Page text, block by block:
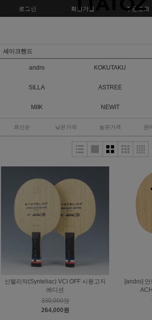
로그인 회원가입 주문조회
세이크핸드
andro KOKUTAKU
SILLA ASTREE
MIIK NEWIT
최신순 낮은가격 높은가격 판
신텔리악(Synteliac) VCI OFF 시몽고지
에디션
330,000원
264,000원
[andro]